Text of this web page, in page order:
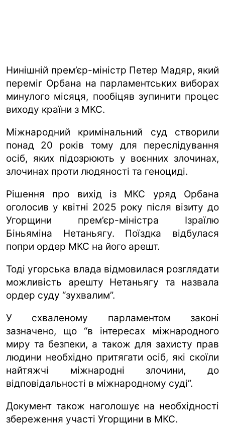
Нинішній прем’єр-міністр Петер Мадяр, який
переміг Орбана на парламентських виборах
минулого місяця, пообіцяв зупинити процес
виходу країни з МКС.
Міжнародний кримінальний суд створили
понад 20 років тому для переслідування
осіб, яких підозрюють у воєнних злочинах,
злочинах проти людяності та геноциді.
Рішення про вихід із МКС уряд Орбана
оголосив у квітні 2025 року після візиту до
Угорщини прем’єр-міністра Ізраїлю
Біньяміна Нетаньягу. Поїздка відбулася
попри ордер МКС на його арешт.
Тоді угорська влада відмовилася розглядати
можливість арешту Нетаньягу та назвала
ордер суду “зухвалим”.
У схваленому парламентом законі
зазначено, що “в інтересах міжнародного
миру та безпеки, а також для захисту прав
людини необхідно притягати осіб, які скоїли
найтяжчі міжнародні злочини, до
відповідальності в міжнародному суді”.
Документ також наголошує на необхідності
збереження участі Угорщини в МКС.